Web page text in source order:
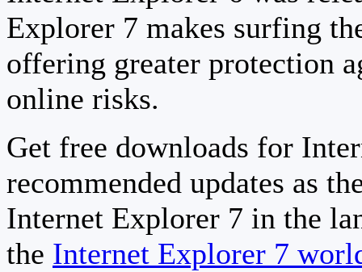
Explorer 7 makes surfing
offering greater protection
online risks.
Get free downloads for
recommended updates as
Internet Explorer 7 in the
the Internet Explorer 7